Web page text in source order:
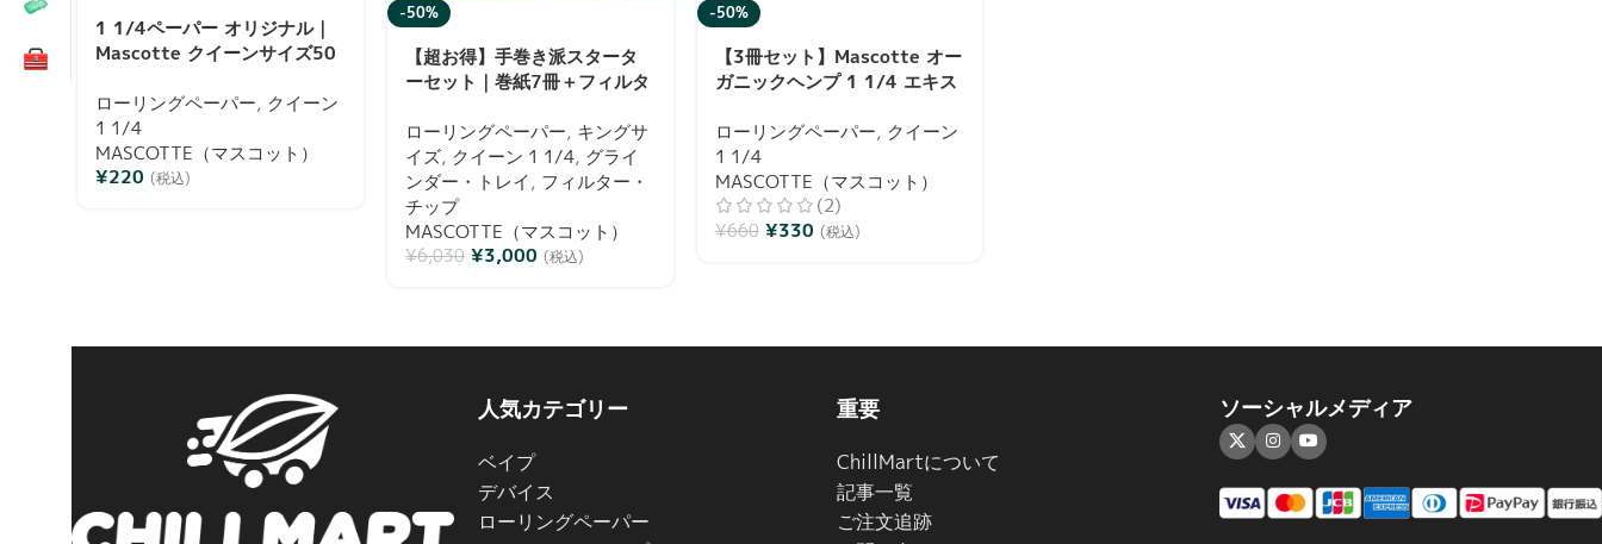
1 1/4ペーパー オリジナル｜
Mascotte クイーンサイズ50
ローリングペーパー, クイーン
1 1/4
MASCOTTE（マスコット）
¥220 (税込)
-50%
【超お得】手巻き派スタータ
ーセット｜巻紙7冊＋フィルタ
非売品ステッカー｜
Mascotte（マスコット）
ローリングペーパー, キングサ
イズ, クイーン 1 1/4, グライ
ンダー・トレイ, フィルター・
チップ
MASCOTTE（マスコット）
¥6,030 ¥3,000 (税込)
-50%
【3冊セット】Mascotte オー
ガニックヘンプ 1 1/4 エキス
グペーパー 巻紙 ブックレット
ローリングペーパー, クイーン
1 1/4
MASCOTTE（マスコット）
(2)
¥660 ¥330 (税込)
人気カテゴリー
ベイプ
デバイス
ローリングペーパー
重要
ChillMartについて
記事一覧
ご注文追跡
ソーシャルメディア